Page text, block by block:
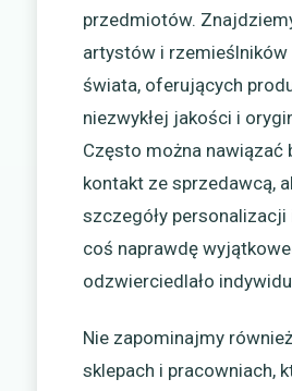
przedmiotów.
artystów i rzemieślników
świata, oferujących
niezwykłej jakości i
Często można nawiązać
kontakt ze sprzedawcą,
szczegóły
coś naprawdę
odzwierciedlało
Nie zapominajmy
sklepach i pracowniach,